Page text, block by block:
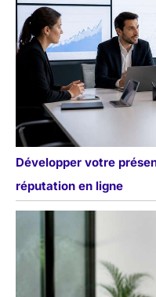
Développer votre
réputation en ligne